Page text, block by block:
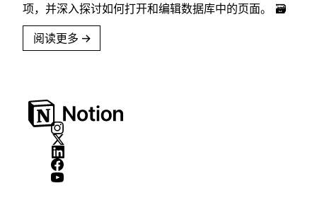
项，并深入探讨如何打开和编辑数据库中的页面。 🗃
阅读更多 →